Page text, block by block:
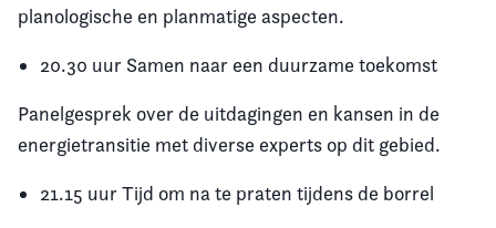
planologische en planmatige aspecten.
20.30 uur Samen naar een duurzame toekomst
Panelgesprek over de uitdagingen en kansen in de
energietransitie met diverse experts op dit gebied.
21.15 uur Tijd om na te praten tijdens de borrel